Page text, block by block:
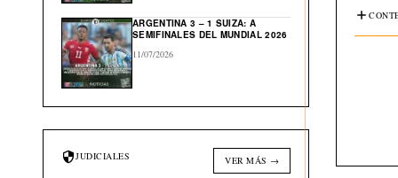
ARGENTINA 3 – 1 SUIZA: A
SEMIFINALES DEL MUNDIAL 2026
11/07/2026
JUDICIALES VER MÁS →